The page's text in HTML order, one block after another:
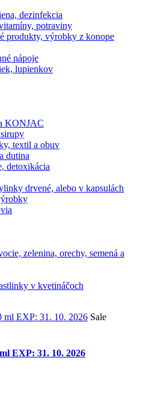
dezinfekcia
potraviny
produkty, výrobky z konope
nápoje
lupienkov
KONJAC
textil a obuv
dutina
detoxikácia
drvené, alebo v kapsulách
zelenina, orechy, semená a
v kvetináčoch
Sale
EXP: 31. 10. 2026